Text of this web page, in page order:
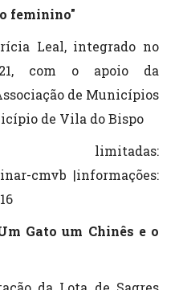
feminino"
Leal, integrado no
com o apoio da
de Municípios
de Vila do Bispo
limitadas:
cmvb |informações:
Gato um Chinês e o